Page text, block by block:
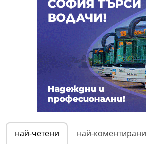
най-четени най-коментирани